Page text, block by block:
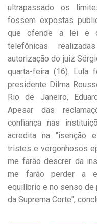
ultrapassado os
fossem expostas
que ofende a lei e o
telefônicas
autorização do juiz
quarta-feira (16). Lula
presidente Dilma
Rio de Janeiro,
Apesar das
confiança nas
acredita na "isenção
tristes e vergonhosos
me farão descrer da
me farão perder a
equilíbrio e no senso
da Suprema Corte",